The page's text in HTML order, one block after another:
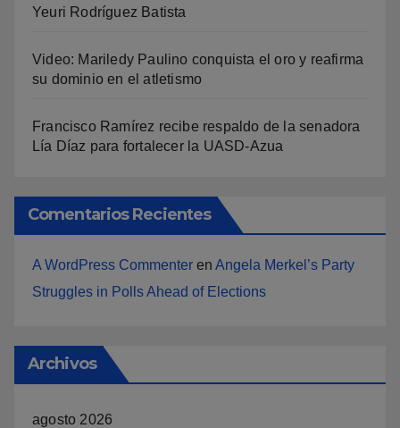
Yeuri Rodríguez Batista
Video: Mariledy Paulino conquista el oro y reafirma
su dominio en el atletismo
Francisco Ramírez recibe respaldo de la senadora
Lía Díaz para fortalecer la UASD-Azua
Comentarios Recientes
A WordPress Commenter en Angela Merkel’s Party
Struggles in Polls Ahead of Elections
Archivos
agosto 2026